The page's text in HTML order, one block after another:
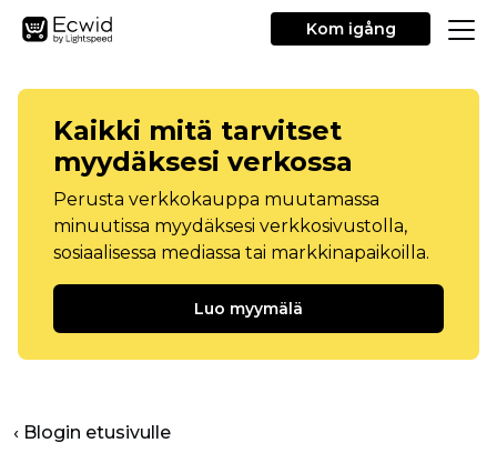
Kom igång
Kaikki mitä tarvitset
myydäksesi verkossa
Perusta verkkokauppa muutamassa
minuutissa myydäksesi verkkosivustolla,
sosiaalisessa mediassa tai markkinapaikoilla.
Luo myymälä
‹ Blogin etusivulle